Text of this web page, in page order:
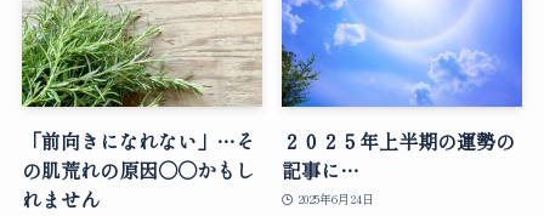
「前向きになれない」…そ
の肌荒れの原因○○かもし
れません
２０２５年上半期の運勢の
記事に…
2025年6月24日